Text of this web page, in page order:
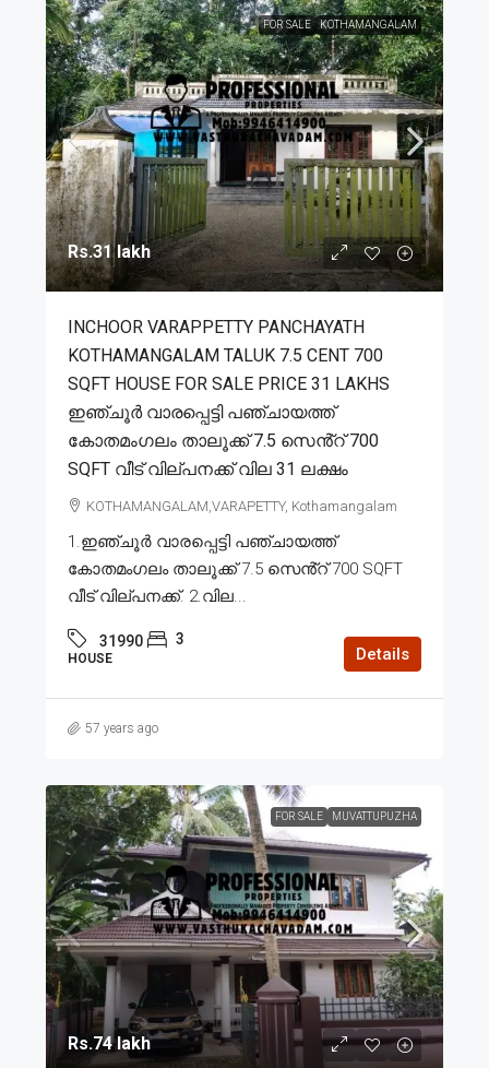
FOR SALE KOTHAMANGALAM
Rs.31 lakh
INCHOOR VARAPPETTY PANCHAYATH
KOTHAMANGALAM TALUK 7.5 CENT 700
SQFT HOUSE FOR SALE PRICE 31 LAKHS
ഇഞ്ചൂർ വാരപ്പെട്ടി പഞ്ചായത്ത്
കോതമംഗലം താലൂക്ക് 7.5 സെൻ്റ് 700
SQFT വീട് വില്പനക്ക് വില 31 ലക്ഷം
KOTHAMANGALAM,VARAPETTY, Kothamangalam
1.ഇഞ്ചൂർ വാരപ്പെട്ടി പഞ്ചായത്ത്
കോതമംഗലം താലൂക്ക് 7.5 സെൻ്റ് 700 SQFT
വീട് വില്പനക്ക്. 2.വില...
31990 3
HOUSE Details
57 years ago
FOR SALE MUVATTUPUZHA
Rs.74 lakh